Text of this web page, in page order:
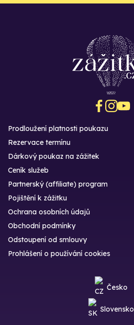
Prodloužení platnosti poukazu
Rezervace termínu
Dárkový poukaz na zážitek
Ceník služeb
Partnerský (affiliate) program
Pojištění k zážitku
Ochrana osobních údajů
Obchodní podmínky
Odstoupení od smlouvy
Prohlášení o používání cookies
Česko
Slovensko